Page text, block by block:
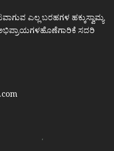
ಎಲ್ಲ ಬರಹಗಳ ಹಕ್ಕುಸ್ವಾಮ್ಯ
ಸದರಿ